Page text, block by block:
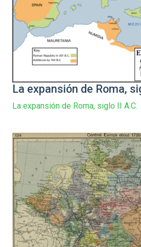
La expansión de Roma,
La expansión de Roma, siglo II A.C.